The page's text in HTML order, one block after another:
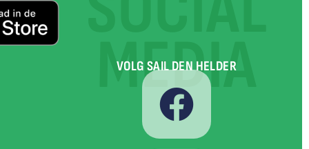
MEDIA
VOLG SAIL DEN HELDER